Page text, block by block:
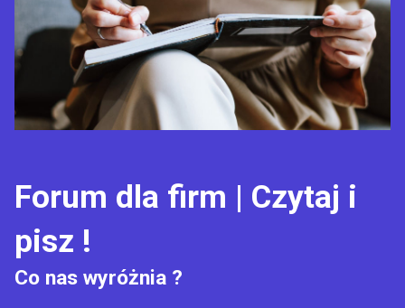
Forum dla firm | Czytaj i
pisz !
Co nas wyróżnia ?